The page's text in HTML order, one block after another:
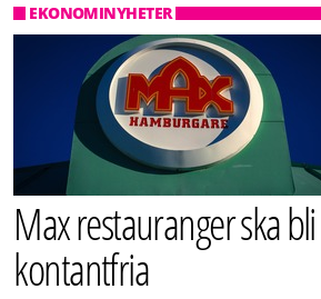
EKONOMINYHETER
Max restauranger ska
kontantfria